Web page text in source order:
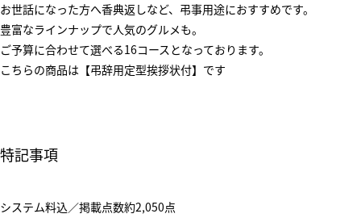
お世話になった方へ香典返しなど、弔事用途におすすめです。
豊富なラインナップで人気のグルメも。
ご予算に合わせて選べる16コースとなっております。
こちらの商品は【弔辞用定型挨拶状付】です
特記事項
システム料込／掲載点数約2,050点